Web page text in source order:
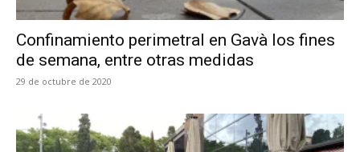
Confinamiento perimetral en Gavà los fines
de semana, entre otras medidas
29 de octubre de 2020